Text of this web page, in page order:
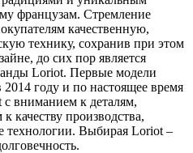
французам. Стремление
качественную,
технику, сохранив при этом
до сих пор является
Loriot. Первые модели
году и по настоящее время
вниманием к деталям,
качеству производства,
технологии. Выбирая Loriot –